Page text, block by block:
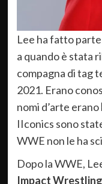
Lee ha fatto
a quando è stata
compagna di tag
2021. Erano
nomi d’arte erano
IIconics sono
WWE non le ha
Dopo la WWE,
Impact Wrestling